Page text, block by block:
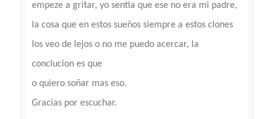
empeze a gritar, yo sentia que ese no era mi padre,
la cosa que en estos sueños siempre a estos clones
los veo de lejos o no me puedo acercar, la
conclucion es que
o quiero soñar mas eso.
Gracias por escuchar.